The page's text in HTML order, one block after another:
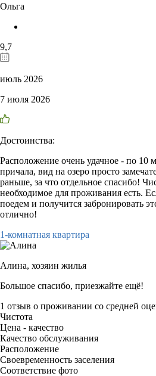
Ольга
9,7
июль 2026
7 июля 2026
Достоинства:
Расположение очень удачное - по 10
причала, вид на озеро просто
раньше, за что отдельное спасибо!
необходимое для проживания есть.
поедем и получится забронировать
отлично!
1-комнатная квартира
Алина, хозяин жилья
Большое спасибо, приезжайте ещё!
1 отзыв о проживании со средней
Чистота
Цена - качество
Качество обслуживания
Расположение
Своевременность заселения
Соответствие фото